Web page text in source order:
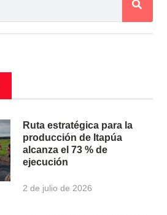
Ruta estratégica para la
producción de Itapúa
alcanza el 73 % de
ejecución
2 de julio de 2026